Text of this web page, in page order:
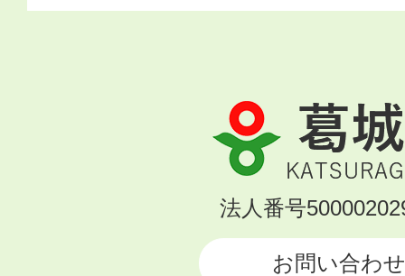
葛
城
市
KATSURAGI
CITY
法人番号
お問い合わせ